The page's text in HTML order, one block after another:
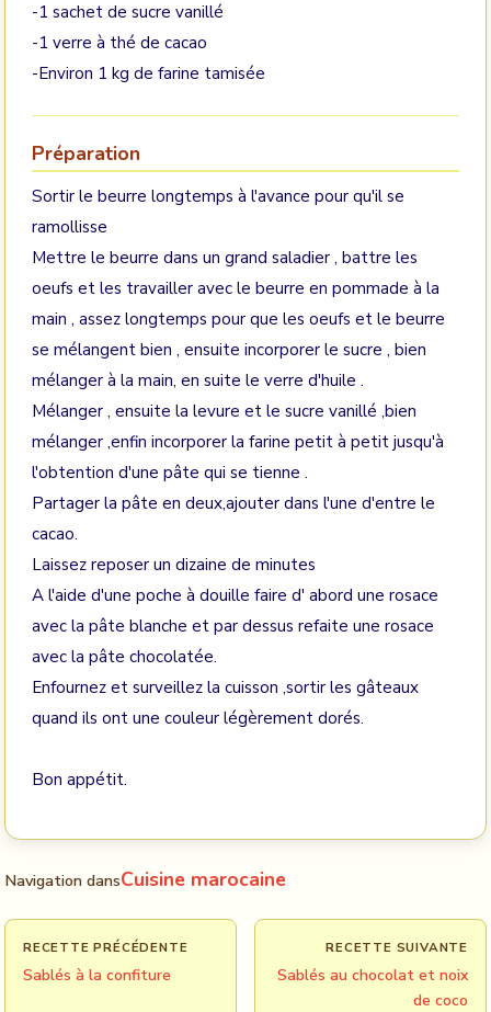
-1 sachet de sucre vanillé
-1 verre à thé de cacao
-Environ 1 kg de farine tamisée
Préparation
Sortir le beurre longtemps à l'avance pour qu'il se
ramollisse
Mettre le beurre dans un grand saladier , battre les
oeufs et les travailler avec le beurre en pommade à la
main , assez longtemps pour que les oeufs et le beurre
se mélangent bien , ensuite incorporer le sucre , bien
mélanger à la main, en suite le verre d'huile .
Mélanger , ensuite la levure et le sucre vanillé ,bien
mélanger ,enfin incorporer la farine petit à petit jusqu'à
l'obtention d'une pâte qui se tienne .
Partager la pâte en deux,ajouter dans l'une d'entre le
cacao.
Laissez reposer un dizaine de minutes
A l'aide d'une poche à douille faire d' abord une rosace
avec la pâte blanche et par dessus refaite une rosace
avec la pâte chocolatée.
Enfournez et surveillez la cuisson ,sortir les gâteaux
quand ils ont une couleur légèrement dorés.
Bon appétit.
Navigation dansCuisine marocaine
RECETTE PRÉCÉDENTE
Sablés à la confiture
RECETTE SUIVANTE
Sablés au chocolat et noix
de coco